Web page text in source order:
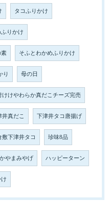
タコふりかけ
りかけ
素 そふとわかめふりかけ
り 母の日
けけやわらか真だこチーズ完売
井真だこ 下津井タコ唐揚げ
敷下津井タコ 珍味8品
やまみやげ ハッピーターン